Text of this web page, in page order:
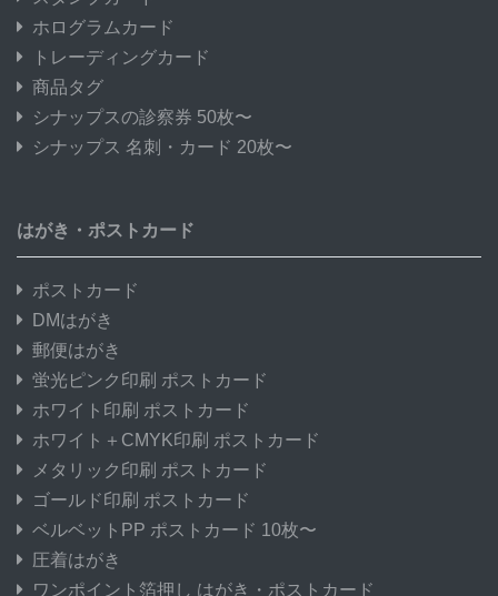
ホログラムカード
トレーディングカード
商品タグ
シナップスの診察券 50枚〜
シナップス 名刺・カード 20枚〜
はがき・ポストカード
ポストカード
DMはがき
郵便はがき
蛍光ピンク印刷 ポストカード
ホワイト印刷 ポストカード
ホワイト＋CMYK印刷 ポストカード
メタリック印刷 ポストカード
ゴールド印刷 ポストカード
ベルベットPP ポストカード 10枚〜
圧着はがき
ワンポイント箔押し はがき・ポストカード